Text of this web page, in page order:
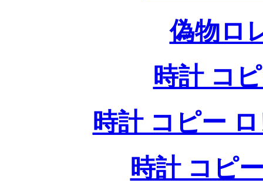
偽物ロ
時計 コ
時計 コピー
時計 コピ